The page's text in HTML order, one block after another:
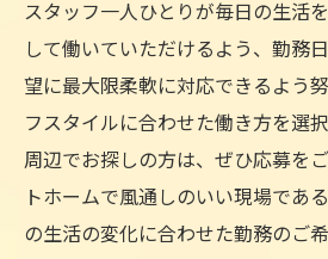
スタッフ一人ひとりが毎日の生活
して働いていただけるよう、勤務
望に最大限柔軟に対応できるよう
フスタイルに合わせた働き方を選
周辺でお探しの方は、ぜひ応募を
トホームで風通しのいい現場であ
の生活の変化に合わせた勤務のご